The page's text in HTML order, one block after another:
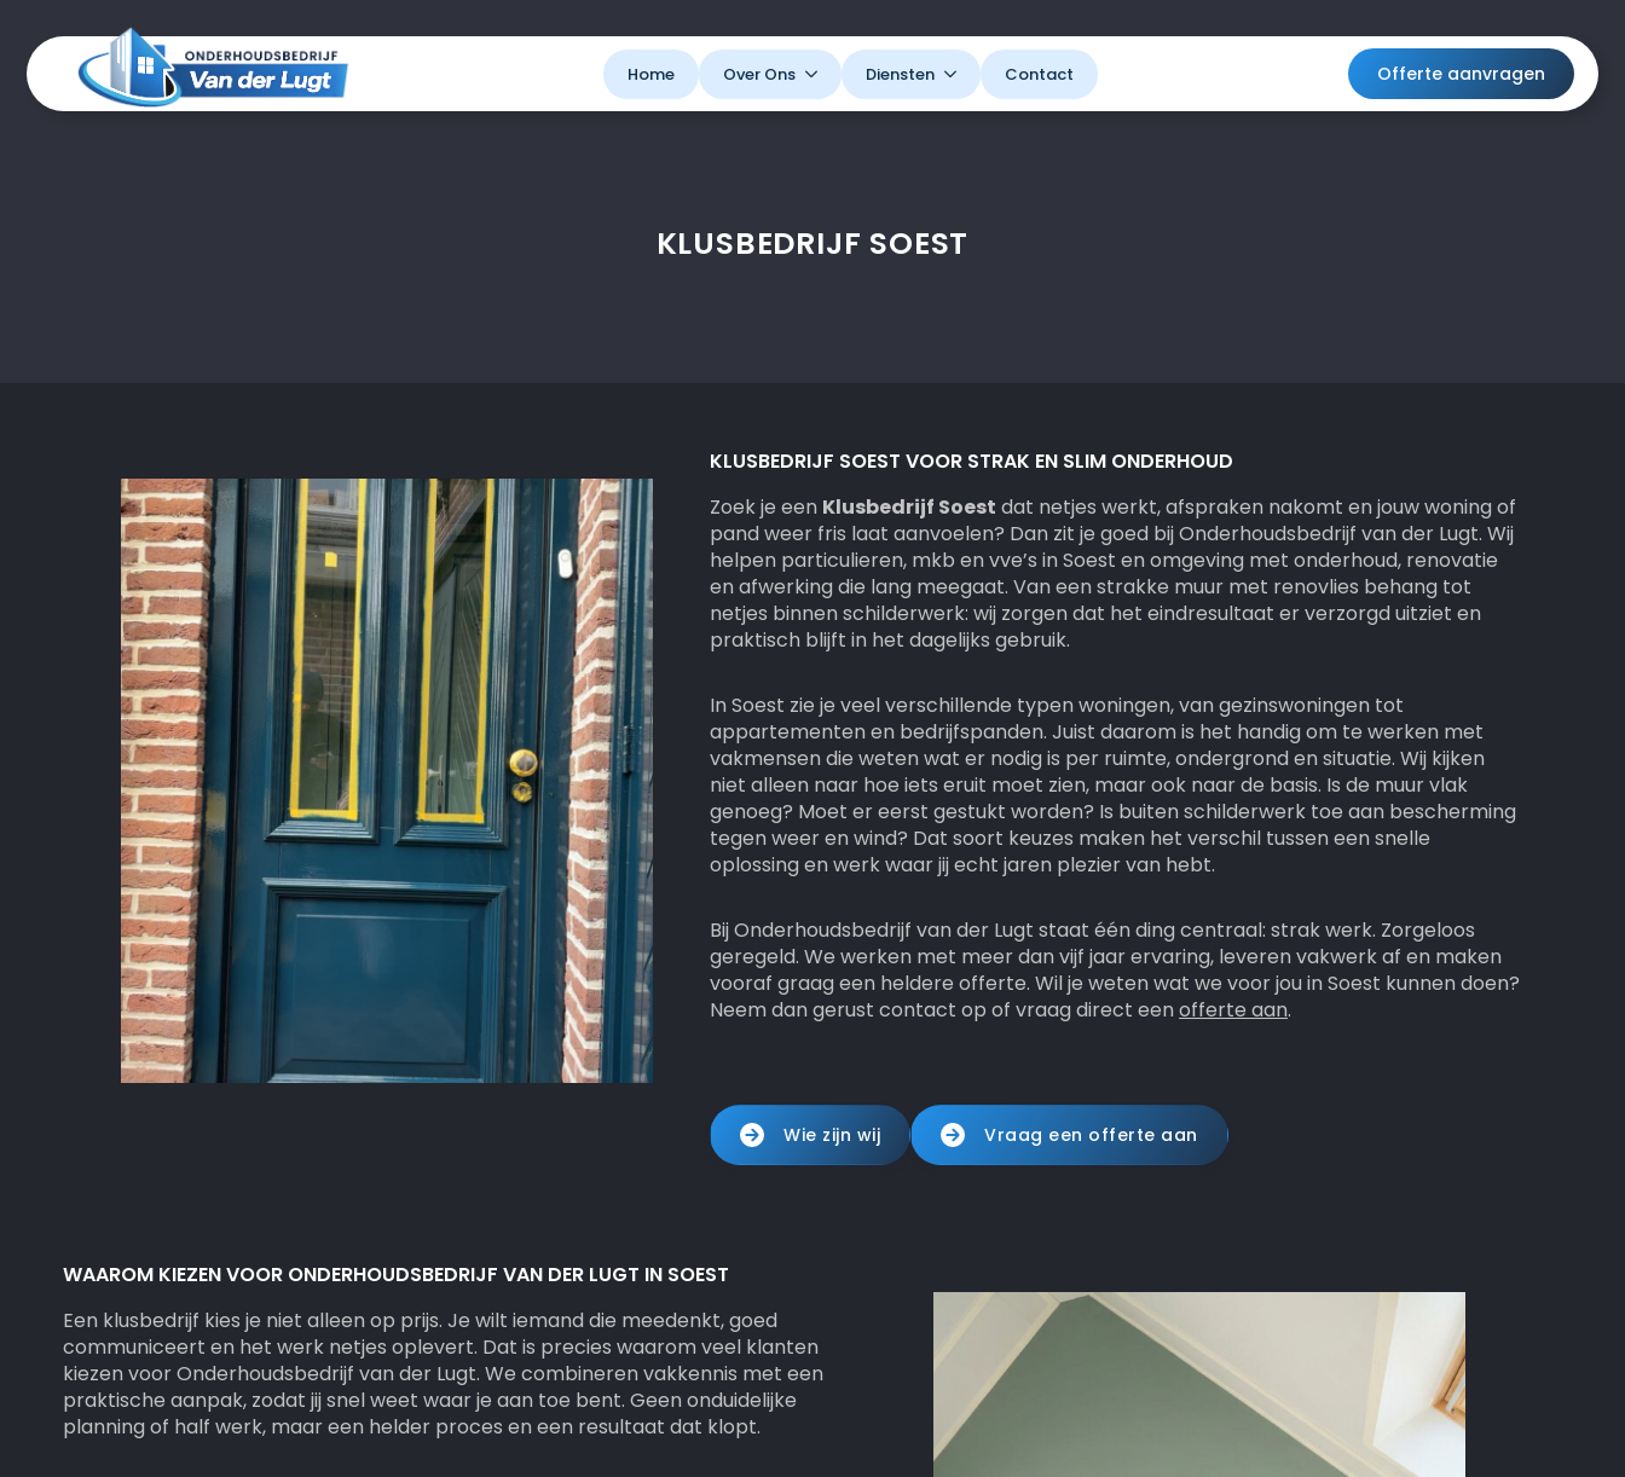
Home Over Ons Diensten Contact Offerte aanvragen
KLUSBEDRIJF SOEST
KLUSBEDRIJF SOEST VOOR STRAK EN SLIM ONDERHOUD
Zoek je een Klusbedrijf Soest dat netjes werkt, afspraken nakomt en jouw woning of
pand weer fris laat aanvoelen? Dan zit je goed bij Onderhoudsbedrijf van der Lugt. Wij
helpen particulieren, mkb en vve’s in Soest en omgeving met onderhoud, renovatie
en afwerking die lang meegaat. Van een strakke muur met renovlies behang tot
netjes binnen schilderwerk: wij zorgen dat het eindresultaat er verzorgd uitziet en
praktisch blijft in het dagelijks gebruik.
In Soest zie je veel verschillende typen woningen, van gezinswoningen tot
appartementen en bedrijfspanden. Juist daarom is het handig om te werken met
vakmensen die weten wat er nodig is per ruimte, ondergrond en situatie. Wij kijken
niet alleen naar hoe iets eruit moet zien, maar ook naar de basis. Is de muur vlak
genoeg? Moet er eerst gestukt worden? Is buiten schilderwerk toe aan bescherming
tegen weer en wind? Dat soort keuzes maken het verschil tussen een snelle
oplossing en werk waar jij echt jaren plezier van hebt.
Bij Onderhoudsbedrijf van der Lugt staat één ding centraal: strak werk. Zorgeloos
geregeld. We werken met meer dan vijf jaar ervaring, leveren vakwerk af en maken
vooraf graag een heldere offerte. Wil je weten wat we voor jou in Soest kunnen doen?
Neem dan gerust contact op of vraag direct eenofferte aan.
Wie zijn wij Vraag een offerte aan
WAAROM KIEZEN VOOR ONDERHOUDSBEDRIJF VAN DER LUGT IN SOEST
Een klusbedrijf kies je niet alleen op prijs. Je wilt iemand die meedenkt, goed
communiceert en het werk netjes oplevert. Dat is precies waarom veel klanten
kiezen voor Onderhoudsbedrijf van der Lugt. We combineren vakkennis met een
praktische aanpak, zodat jij snel weet waar je aan toe bent. Geen onduidelijke
planning of half werk, maar een helder proces en een resultaat dat klopt.